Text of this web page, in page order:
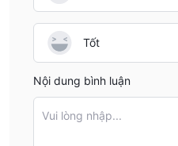
Tốt
Nội dung bình luận
Vui lòng nhập...